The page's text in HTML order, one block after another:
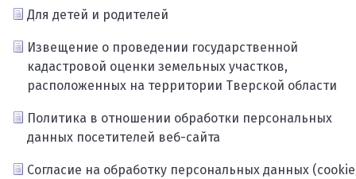
Для детей и родителей
Извещение о проведении государственной
кадастровой оценки земельных участков,
расположенных на территории Тверской области
Политика в отношении обработки персональных
данных посетителей веб-сайта
Согласие на обработку персональных данных